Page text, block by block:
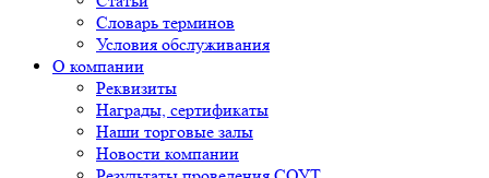
Словарь терминов
Условия обслуживания
О компании
Реквизиты
Награды, сертификаты
Наши торговые залы
Новости компании